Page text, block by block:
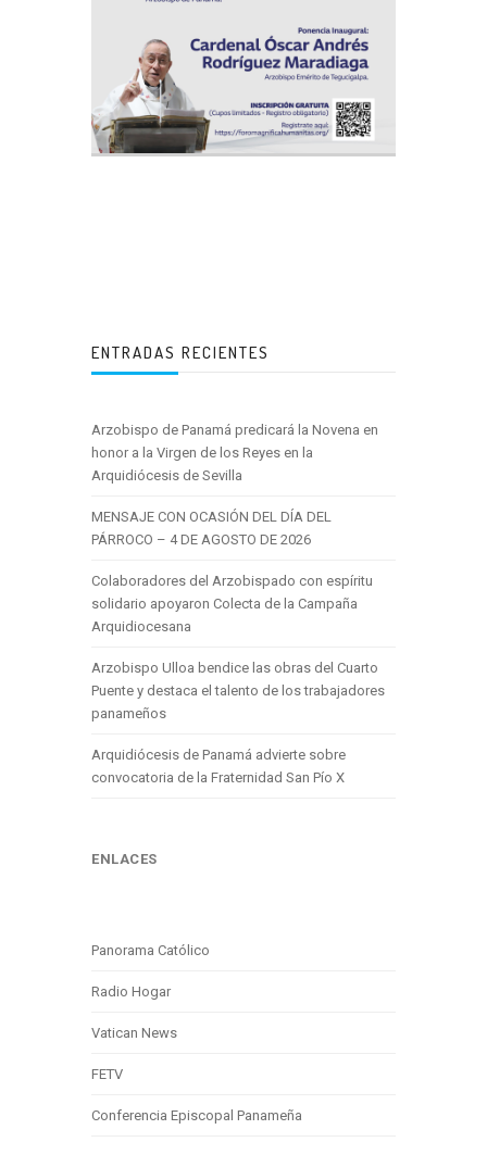
ENTRADAS RECIENTES
Arzobispo de Panamá predicará la Novena en
honor a la Virgen de los Reyes en la
Arquidiócesis de Sevilla
MENSAJE CON OCASIÓN DEL DÍA DEL
PÁRROCO – 4 DE AGOSTO DE 2026
Colaboradores del Arzobispado con espíritu
solidario apoyaron Colecta de la Campaña
Arquidiocesana
Arzobispo Ulloa bendice las obras del Cuarto
Puente y destaca el talento de los trabajadores
panameños
Arquidiócesis de Panamá advierte sobre
convocatoria de la Fraternidad San Pío X
ENLACES
Panorama Católico
Radio Hogar
Vatican News
FETV
Conferencia Episcopal Panameña